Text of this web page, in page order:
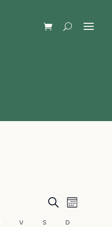
et
Recherche
Mois
V S D